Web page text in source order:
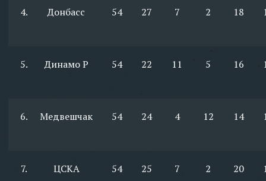
4. Донбасс 54 27 7 2 18
5. Динамо Р 54 22 11 5 16
6. Медвешчак 54 24 4 12 14
7. ЦСКА 54 25 7 2 20